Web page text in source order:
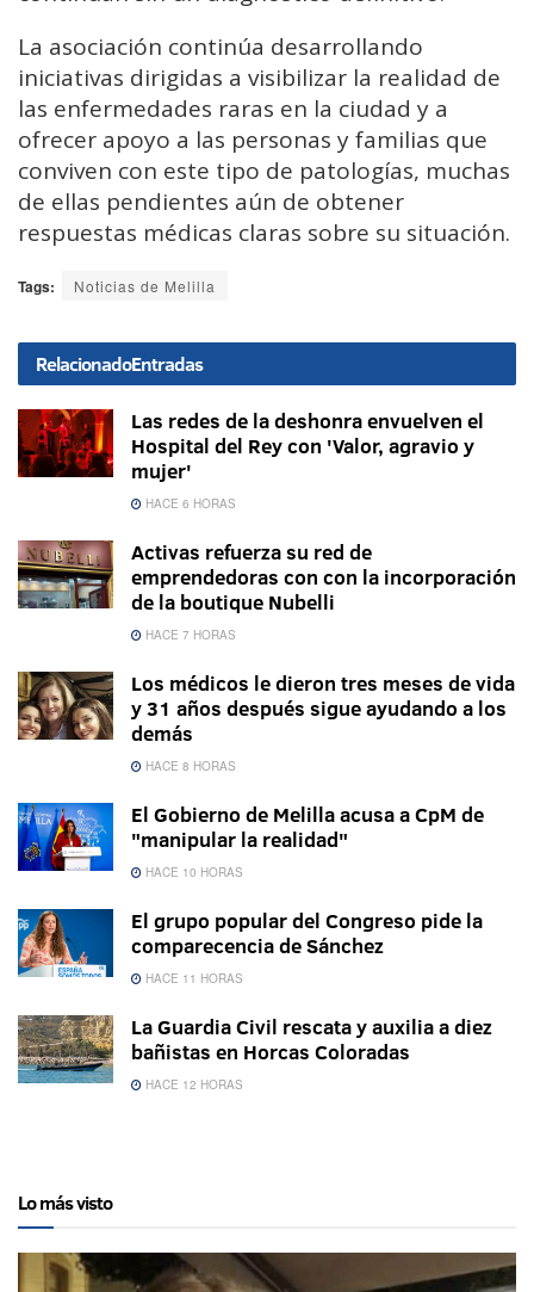
La asociación continúa desarrollando
iniciativas dirigidas a visibilizar la realidad de
las enfermedades raras en la ciudad y a
ofrecer apoyo a las personas y familias que
conviven con este tipo de patologías, muchas
de ellas pendientes aún de obtener
respuestas médicas claras sobre su situación.
Tags: Noticias de Melilla
RelacionadoEntradas
Las redes de la deshonra envuelven el
Hospital del Rey con 'Valor, agravio y
mujer'
HACE 6 HORAS
Activas refuerza su red de
emprendedoras con con la incorporación
de la boutique Nubelli
HACE 7 HORAS
Los médicos le dieron tres meses de vida
y 31 años después sigue ayudando a los
demás
HACE 8 HORAS
El Gobierno de Melilla acusa a CpM de
"manipular la realidad"
HACE 10 HORAS
El grupo popular del Congreso pide la
comparecencia de Sánchez
HACE 11 HORAS
La Guardia Civil rescata y auxilia a diez
bañistas en Horcas Coloradas
HACE 12 HORAS
Lo más visto